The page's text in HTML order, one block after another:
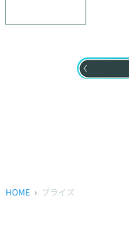
HOME プライズ